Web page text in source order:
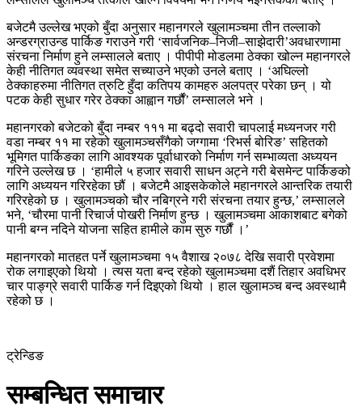
बजेटमै उल्लेख भएको बुँदा अनुसार महानगरले खुलामञ्चमा तीन तल्लाको
अन्डरग्राउन्ड पार्किङ गराउने गरी ‘सार्वजनिक–निजी–साझेदारी’अवधारणामा
संरचना निर्माण हुने लम्सालले बताए । पीपीपी मोडलमा ठेक्का खोल्न महानगरले
केही नीतिगत व्यवस्था समेत सच्याउने भएको उनले बताए । ‘अघिल्लो
ठेक्काहरुमा नीतिगत त्रुटि हुँदा कतिपय कामहरु अलपत्र परेका छन् । यो
पटक केही सुधार गरेर ठेक्का आह्वान गर्छौं’ लम्सालले भने ।
महानगरको बजेटको बुँदा नम्बर १११ मा बढ्दो सवारी चापलाई मध्यनजर गरी
वडा नम्बर ११ मा रहेको खुलामञ्चसँगैको जग्गामा ‘रिभर्स बोरिङ’ सहितको
भूमिगत पार्किङका लागि आवश्यक पूर्वाधारको निर्माण गर्न सम्भाव्यता अध्ययन
गरिने उल्लेख छ । ‘हामीले ५ हजार सवारी साधन अट्ने गरी बेसमेन्ट पार्किङको
लागि अध्ययन गरिरहेका छौं । बजेटमै आइसकेकोले महानगरले आन्तरिक तयारी
गरिरहेको छ । खुलामञ्चको चौर नबिग्रने गरी संरचना तयार हुन्छ,’ लम्सालले
भने, ‘चौरमा पानी रिचार्ज पोखरी निर्माण हुन्छ । खुलामञ्चमा आकाशबाट बगेको
पानी बग्न नदिने योजना सहित हामीले काम सुरु गर्छौं ।’
महानगरको मातहत पर्ने खुलामञ्चमा १५ वैशाख २०७८ देखि सवारी प्रवेशमा
रोक लगाइएको थियो । त्यस यता बन्द रहेको खुलामञ्चमा दशैं तिहार अवधिभर
चार पाङ्ग्रे सवारी पार्किङ गर्न दिइएको थियो । हाल खुलामञ्च बन्द अवस्थामै
रहेको छ ।
ट्रेन्डिङ
सम्बन्धित समाचार